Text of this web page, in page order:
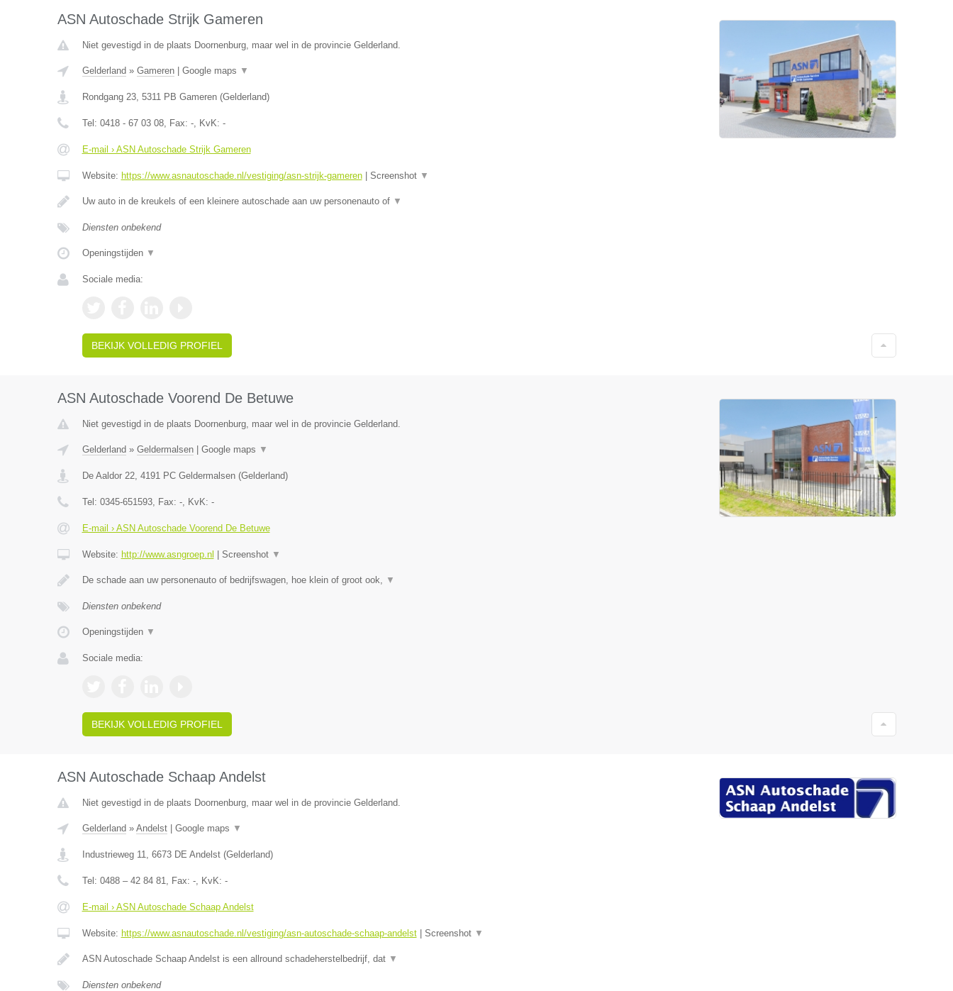
ASN Autoschade Strijk Gameren
Niet gevestigd in de plaats Doornenburg, maar wel in de provincie Gelderland.
Gelderland » Gameren| Google maps ▼
Rondgang 23, 5311 PB Gameren(Gelderland)
Tel: 0418 - 67 03 08, Fax: -, KvK: -
E-mail › ASN Autoschade Strijk Gameren
Website: https://www.asnautoschade.nl/vestiging/asn-strijk-gameren| Screenshot ▼
Uw auto in de kreukels of een kleinere autoschade aan uw personenauto of ▼
Diensten onbekend
Openingstijden ▼
Sociale media:
BEKIJK VOLLEDIG PROFIEL
ASN Autoschade Voorend De Betuwe
Niet gevestigd in de plaats Doornenburg, maar wel in de provincie Gelderland.
Gelderland » Geldermalsen| Google maps ▼
De Aaldor 22, 4191 PC Geldermalsen(Gelderland)
Tel: 0345-651593, Fax: -, KvK: -
E-mail › ASN Autoschade Voorend De Betuwe
Website: http://www.asngroep.nl Screenshot ▼
De schade aan uw personenauto of bedrijfswagen, hoe klein of groot ook, ▼
Diensten onbekend
Openingstijden ▼
Sociale media:
BEKIJK VOLLEDIG PROFIEL
ASN Autoschade Schaap Andelst
Niet gevestigd in de plaats Doornenburg, maar wel in de provincie Gelderland.
Gelderland » Andelst| Google maps ▼
Industrieweg 11, 6673 DE Andelst(Gelderland)
Tel: 0488 – 42 84 81, Fax: -, KvK: -
E-mail › ASN Autoschade Schaap Andelst
Website: https://www.asnautoschade.nl/vestiging/asn-autoschade-schaap-andelst| Screenshot ▼
ASN Autoschade Schaap Andelst is een allround schadeherstelbedrijf, dat ▼
Diensten onbekend